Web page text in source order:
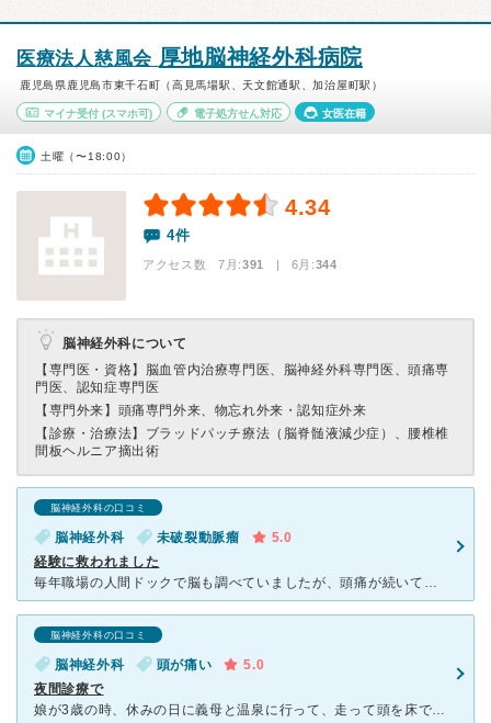
医療法人慈風会 厚地脳神経外科病院
鹿児島県鹿児島市東千石町（高見馬場駅、天文館通駅、加治屋町駅）
マイナ受付 (スマホ可) 電子処方せん対応 女医在籍
土曜（〜18:00）
4.34
4件
アクセス数 7月:391 | 6月:344
脳神経外科について
【専門医・資格】 脳血管内治療専門医、脳神経外科専門医、頭痛専
門医、認知症専門医
【専門外来】 頭痛専門外来、物忘れ外来・認知症外来
【診療・治療法】 ブラッドパッチ療法（脳脊髄液減少症）、腰椎椎
間板ヘルニア摘出術
脳神経外科の口コミ
脳神経外科 未破裂動脈瘤
5.0
経験に救われました
毎年職場の人間ドックで脳も調べていましたが、頭痛が続いていた事と母も動脈瘤で手術した事から念の為検査してもらいました。通常、人間ドックの撮影範囲は異常が起こりやすい場所を中心に撮るそうです。私は人間ド
脳神経外科の口コミ
脳神経外科 頭が痛い
5.0
夜間診療で
娘が3歳の時、休みの日に義母と温泉に行って、走って頭を床で打ち、夜になって頭が痛いと言い出しました。心配だったので、夜間に電話で問い合わせたところ、夜間診療をしていたので直ぐに診療を受けました。MRI